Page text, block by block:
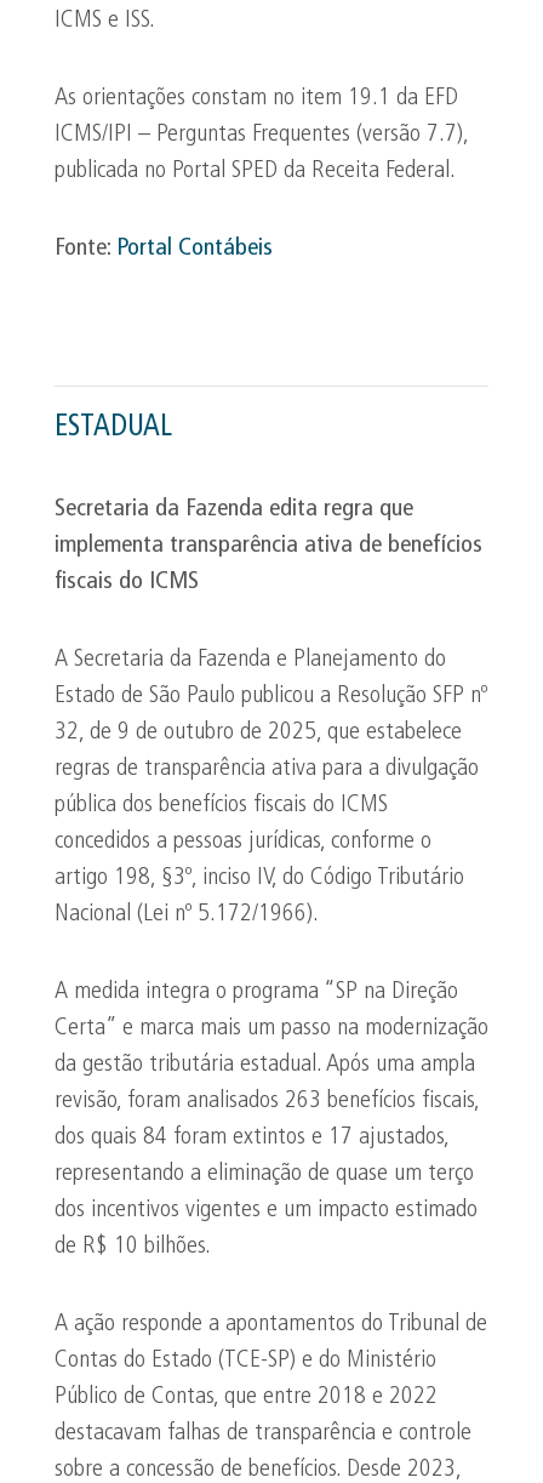
ICMS e ISS.
As orientações constam no item 19.1 da EFD
ICMS/IPI – Perguntas Frequentes (versão 7.7),
publicada no Portal SPED da Receita Federal.
Fonte: Portal Contábeis
ESTADUAL
Secretaria da Fazenda edita regra que
implementa transparência ativa de benefícios
fiscais do ICMS
A Secretaria da Fazenda e Planejamento do
Estado de São Paulo publicou a Resolução SFP nº
32, de 9 de outubro de 2025, que estabelece
regras de transparência ativa para a divulgação
pública dos benefícios fiscais do ICMS
concedidos a pessoas jurídicas, conforme o
artigo 198, §3º, inciso IV, do Código Tributário
Nacional (Lei nº 5.172/1966).
A medida integra o programa “SP na Direção
Certa” e marca mais um passo na modernização
da gestão tributária estadual. Após uma ampla
revisão, foram analisados 263 benefícios fiscais,
dos quais 84 foram extintos e 17 ajustados,
representando a eliminação de quase um terço
dos incentivos vigentes e um impacto estimado
de R$ 10 bilhões.
A ação responde a apontamentos do Tribunal de
Contas do Estado (TCE-SP) e do Ministério
Público de Contas, que entre 2018 e 2022
destacavam falhas de transparência e controle
sobre a concessão de benefícios. Desde 2023,